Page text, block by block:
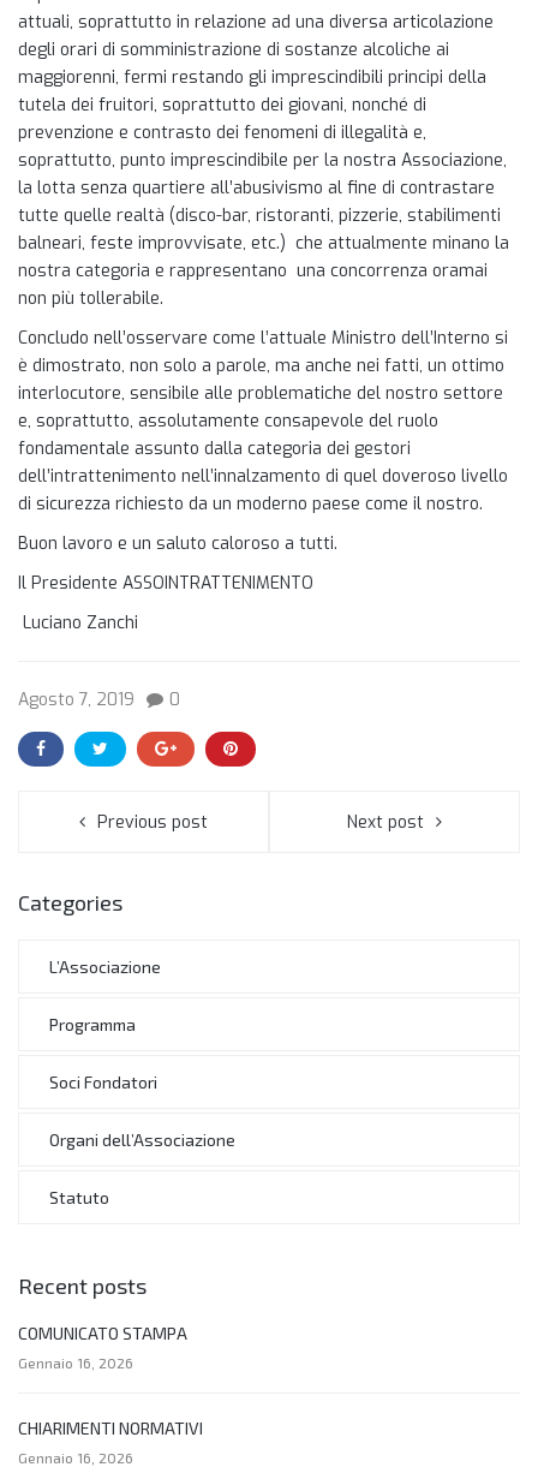
attuali, soprattutto in relazione ad una diversa articolazione
degli orari di somministrazione di sostanze alcoliche ai
maggiorenni, fermi restando gli imprescindibili principi della
tutela dei fruitori, soprattutto dei giovani, nonché di
prevenzione e contrasto dei fenomeni di illegalità e,
soprattutto, punto imprescindibile per la nostra Associazione,
la lotta senza quartiere all’abusivismo al fine di contrastare
tutte quelle realtà (disco-bar, ristoranti, pizzerie, stabilimenti
balneari, feste improvvisate, etc.) che attualmente minano la
nostra categoria e rappresentano una concorrenza oramai
non più tollerabile.
Concludo nell’osservare come l’attuale Ministro dell’Interno si
è dimostrato, non solo a parole, ma anche nei fatti, un ottimo
interlocutore, sensibile alle problematiche del nostro settore
e, soprattutto, assolutamente consapevole del ruolo
fondamentale assunto dalla categoria dei gestori
dell’intrattenimento nell’innalzamento di quel doveroso livello
di sicurezza richiesto da un moderno paese come il nostro.
Buon lavoro e un saluto caloroso a tutti.
Il Presidente ASSOINTRATTENIMENTO
Luciano Zanchi
Agosto 7, 2019 0
Previous post Next post
Categories
L’Associazione
Programma
Soci Fondatori
Organi dell’Associazione
Statuto
Recent posts
COMUNICATO STAMPA
Gennaio 16, 2026
CHIARIMENTI NORMATIVI
Gennaio 16, 2026